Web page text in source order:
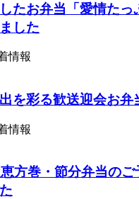
たお弁当「愛情たっ
した
情報
を彩る歓送迎会お弁
情報
方巻・節分弁当のご